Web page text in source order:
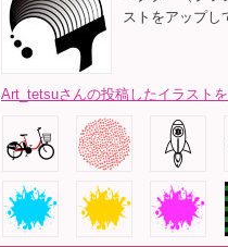
ストをアップし
Art_tetsuさんの投稿したイラストを